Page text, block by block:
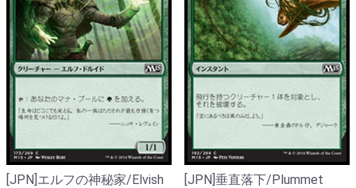
[JPN]エルフの神秘家/Elvish
[JPN]垂直落下/Plummet